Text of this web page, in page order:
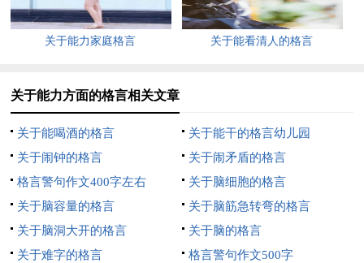
工作是一种义务时，生活则是一种苦役。
———— 只要我分秒必争地一头钻进工作，积累起来就成为我
需要的特别有用的几个钟头。
————美国教育家 厄斯金.J 成功的秘诀就是每天都比别人多
努力一点。
————台湾长鸿益集团厂训
关于能力家庭格言 关于能看清人的格言
关于能力方面的格言相关文章
关于能喝酒的格言
关于能干的格言幼儿园
关于闹钟的格言
关于闹矛盾的格言
格言警句作文400字左右
关于脑细胞的格言
关于脑容量的格言
关于脑筋急转弯的格言
关于脑洞大开的格言
关于脑的格言
关于难字的格言
格言警句作文500字